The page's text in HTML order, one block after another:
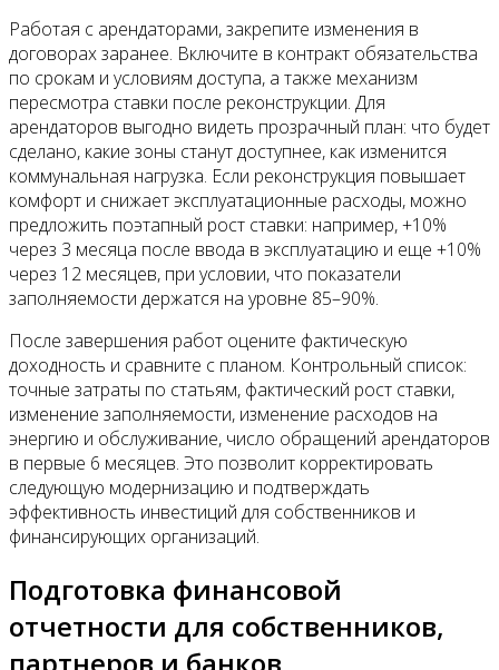
Работая с арендаторами, закрепите изменения в
договорах заранее. Включите в контракт обязательства
по срокам и условиям доступа, а также механизм
пересмотра ставки после реконструкции. Для
арендаторов выгодно видеть прозрачный план: что будет
сделано, какие зоны станут доступнее, как изменится
коммунальная нагрузка. Если реконструкция повышает
комфорт и снижает эксплуатационные расходы, можно
предложить поэтапный рост ставки: например, +10%
через 3 месяца после ввода в эксплуатацию и еще +10%
через 12 месяцев, при условии, что показатели
заполняемости держатся на уровне 85–90%.
После завершения работ оцените фактическую
доходность и сравните с планом. Контрольный список:
точные затраты по статьям, фактический рост ставки,
изменение заполняемости, изменение расходов на
энергию и обслуживание, число обращений арендаторов
в первые 6 месяцев. Это позволит корректировать
следующую модернизацию и подтверждать
эффективность инвестиций для собственников и
финансирующих организаций.
Подготовка финансовой
отчетности для собственников,
партнеров и банков